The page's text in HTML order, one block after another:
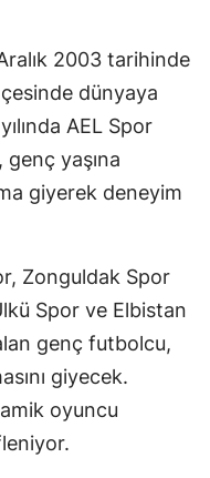
2003 tarihinde
dünyaya
AEL Spor
genç yaşına
giyerek deneyim
Zonguldak Spor
Spor ve Elbistan
genç futbolcu,
giyecek.
oyuncu